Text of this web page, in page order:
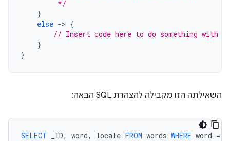
         */
}
else -> {
// Insert code here to do something with
}
}
השאילתה הזו מקבילה להצהרת SQL הבאה:
SELECT _ID, word, locale FROM words WHERE word =